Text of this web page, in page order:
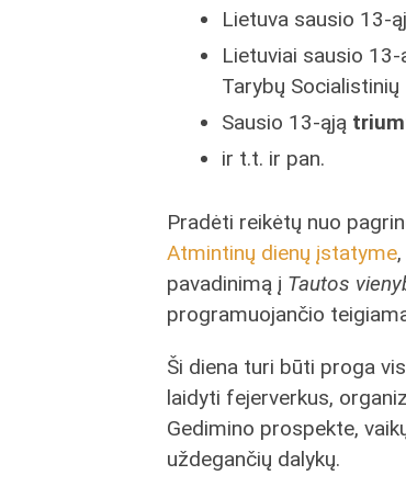
Lietuva sausio 13-
Lietuviai sausio 13-
Tarybų
Sausio 13-ąją
ir t.t. ir pan.
Pradėti reikėtų nuo
Atmintinų dienų įstatyme
pavadinimą į Tautos
programuojančio
Ši diena turi būti proga
laidyti fejerverkus,
Gedimino prospekte,
uždegančių dalykų.